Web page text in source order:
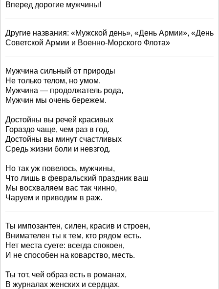
Вперед дорогие мужчины!
Другие названия: «Мужской день», «День Армии», «День
Советской Армии и Военно-Морского Флота»
Мужчина сильный от природы
Не только телом, но умом.
Мужчина — продолжатель рода,
Мужчин мы очень бережем.
Достойны вы речей красивых
Гораздо чаще, чем раз в год.
Достойны вы минут счастливых
Средь жизни боли и невзгод.
Но так уж повелось, мужчины,
Что лишь в февральский праздник ваш
Мы восхваляем вас так чинно,
Чаруем и приводим в раж.
Ты импозантен, силен, красив и строен,
Внимателен ты к тем, кто рядом есть.
Нет места суете: всегда спокоен,
И не способен на коварство, месть.
Ты тот, чей образ есть в романах,
В журналах женских и сердцах.